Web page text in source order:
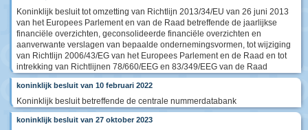
Koninklijk besluit tot omzetting van Richtlijn 2013/34/EU van 26 juni 2013
van het Europees Parlement en van de Raad betreffende de jaarlijkse
financiële overzichten, geconsolideerde financiële overzichten en
aanverwante verslagen van bepaalde ondernemingsvormen, tot wijziging
van Richtlijn 2006/43/EG van het Europees Parlement en de Raad en tot
intrekking van Richtlijnen 78/660/EEG en 83/349/EEG van de Raad
koninklijk besluit van 10 februari 2022
Koninklijk besluit betreffende de centrale nummerdatabank
koninklijk besluit van 27 oktober 2023